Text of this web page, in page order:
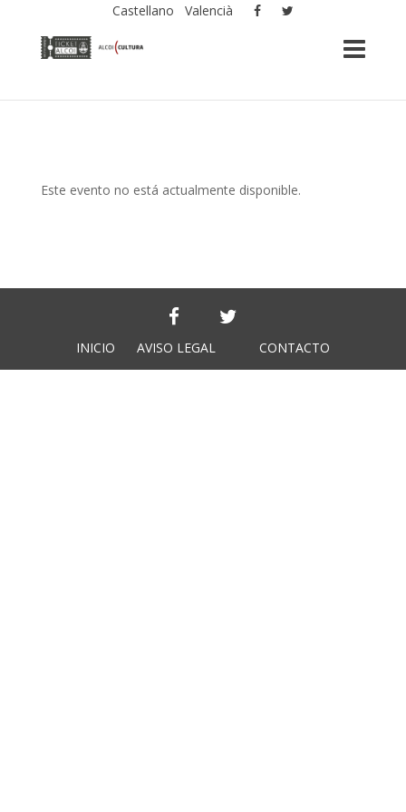
Castellano Valencià
Este evento no está actualmente disponible.
INICIO AVISO LEGAL CONTACTO